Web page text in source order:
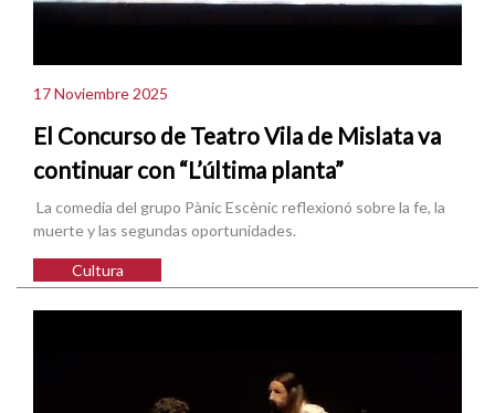
17 Noviembre 2025
El Concurso de Teatro Vila de Mislata va
continuar con “L’última planta”
La comedia del grupo Pànic Escènic reflexionó sobre la fe, la
muerte y las segundas oportunidades.
Cultura